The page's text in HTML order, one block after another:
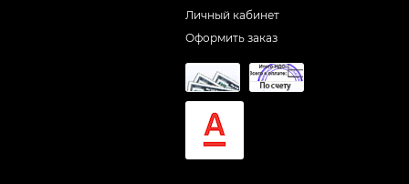
Личный кабинет
Оформить заказ